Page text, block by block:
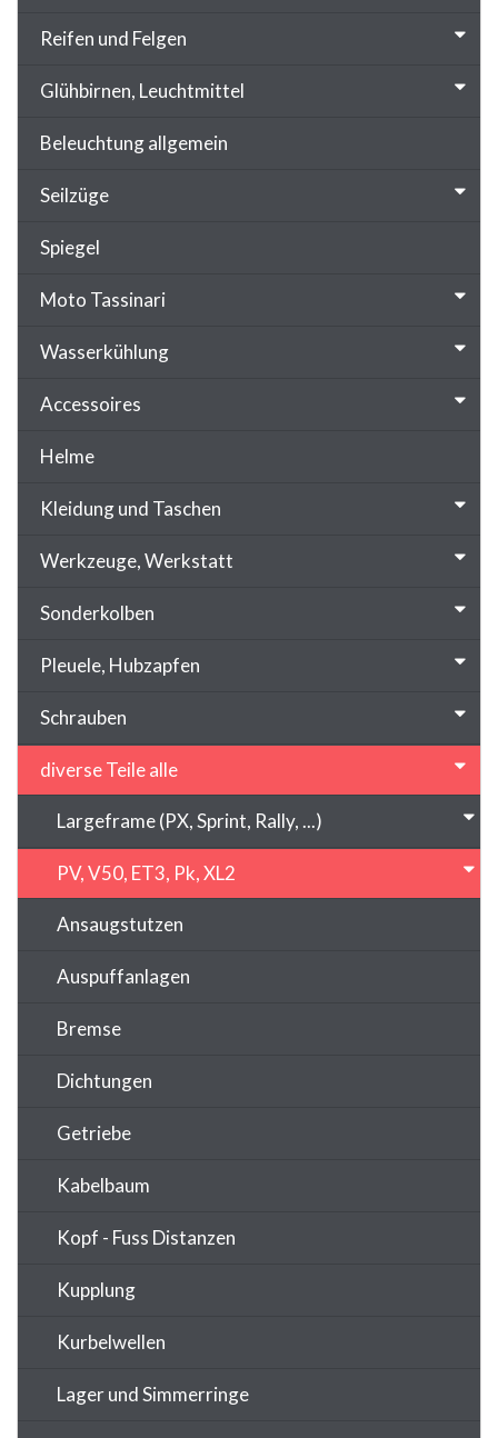
Reifen und Felgen
Glühbirnen, Leuchtmittel
Beleuchtung allgemein
Seilzüge
Spiegel
Moto Tassinari
Wasserkühlung
Accessoires
Helme
Kleidung und Taschen
Werkzeuge, Werkstatt
Sonderkolben
Pleuele, Hubzapfen
Schrauben
diverse Teile alle
Largeframe (PX, Sprint, Rally, ...)
PV, V50, ET3, Pk, XL2
Ansaugstutzen
Auspuffanlagen
Bremse
Dichtungen
Getriebe
Kabelbaum
Kopf - Fuss Distanzen
Kupplung
Kurbelwellen
Lager und Simmerringe